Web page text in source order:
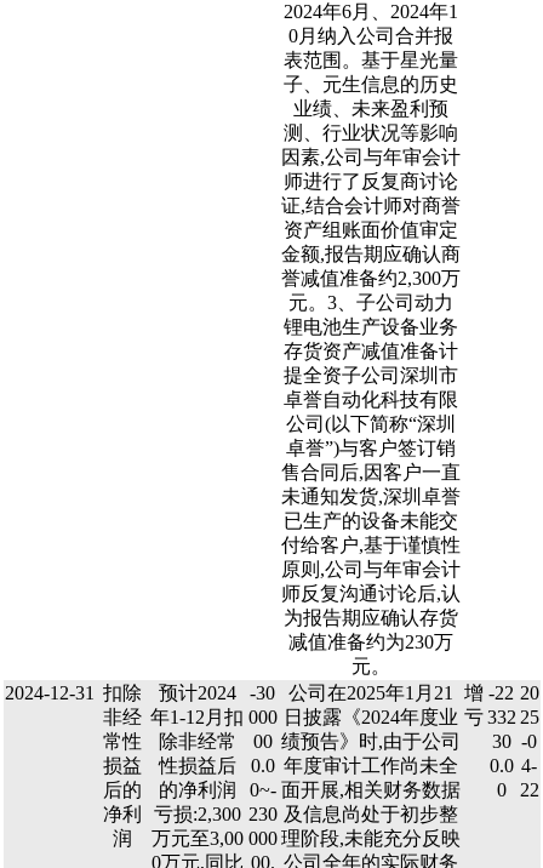
2024年6月、2024年1
0月纳入公司合并报
表范围。基于星光量
子、元生信息的历史
业绩、未来盈利预
测、行业状况等影响
因素,公司与年审会计
师进行了反复商讨论
证,结合会计师对商誉
资产组账面价值审定
金额,报告期应确认商
誉减值准备约2,300万
元。3、子公司动力
锂电池生产设备业务
存货资产减值准备计
提全资子公司深圳市
卓誉自动化科技有限
公司(以下简称“深圳
卓誉”)与客户签订销
售合同后,因客户一直
未通知发货,深圳卓誉
已生产的设备未能交
付给客户,基于谨慎性
原则,公司与年审会计
师反复沟通讨论后,认
为报告期应确认存货
减值准备约为230万
元。
2024-12-31 扣除
非经
常性
损益
后的
净利
润
预计2024
年1-12月扣
除非经常
性损益后
的净利润
亏损:2,300
万元至3,00
0万元,同比
-30
000
00
0.0
0~-
230
000
00.
公司在2025年1月21
日披露《2024年度业
绩预告》时,由于公司
年度审计工作尚未全
面开展,相关财务数据
及信息尚处于初步整
理阶段,未能充分反映
公司全年的实际财务
增
亏
-22
332
30
0.0
0
20
25
-0
4-
22